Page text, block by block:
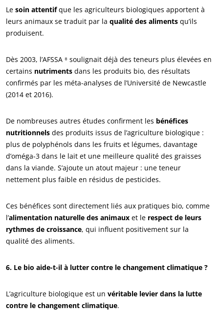
Agir via nos prestations
Progresser avec nos équipes
Le soin attentifque les agriculteurs biologiques apportent à
leurs animaux se traduit par la qualité des aliments qu’ils
produisent.
Dès 2003, l’AFSSA ⁸ soulignait déjà des teneurs plus élevées en
certains nutriments dans les produits bio, des résultats
confirmés par les méta-analyses de l’Université de Newcastle
(2014 et 2016).
De nombreuses autres études confirment les bénéfices
nutritionnels des produits issus de l’agriculture biologique :
plus de polyphénols dans les fruits et légumes, davantage
d’oméga-3 dans le lait et une meilleure qualité des graisses
dans la viande. S’ajoute un atout majeur : une teneur
nettement plus faible en résidus de pesticides.
Ces bénéfices sont directement liés aux pratiques bio, comme
l’alimentation naturelle des animaux et le respect de leurs
rythmes de croissance, qui influent positivement sur la
qualité des aliments.
6. Le bio aide-t-il à lutter contre le changement climatique ?
L’agriculture biologique est un véritable levier dans la lutte
contre le changement climatique.